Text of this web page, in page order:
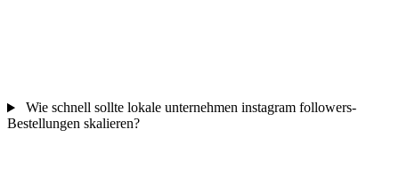
Wie schnell sollte lokale unternehmen instagram followers-
Bestellungen skalieren?